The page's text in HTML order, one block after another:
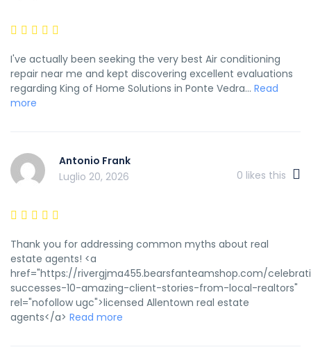
I've actually been seeking the very best Air conditioning
repair near me and kept discovering excellent evaluations
regarding King of Home Solutions in Ponte Vedra... Read
more
Antonio Frank
Luglio 20, 2026
0 likes this
Thank you for addressing common myths about real
estate agents! <a
href="https://rivergjma455.bearsfanteamshop.com/
successes-10-amazing-client-stories-from-local-realtors"
rel="nofollow ugc">licensed Allentown real estate
agents</a> Read more